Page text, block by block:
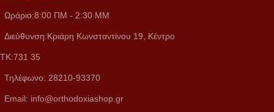
Ωράριο:8:00 ΠM - 2:30 MM
Διεύθυνση:Κριάρη Κωνσταντίνου 19, Κέντρο
ΤΚ:731 35
Τηλέφωνο: 28210-93370
Email: info@orthodoxiashop.gr